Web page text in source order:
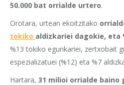
50.000 bat orrialde urtero.
Orotara, urtean ekoitzitako
tokiko aldizkariei dagokie, eta
%13 tokiko egunkariei, zertxobait
espezializatuei (%12) eta %7
Hartara, 31 milioi orrialde baino